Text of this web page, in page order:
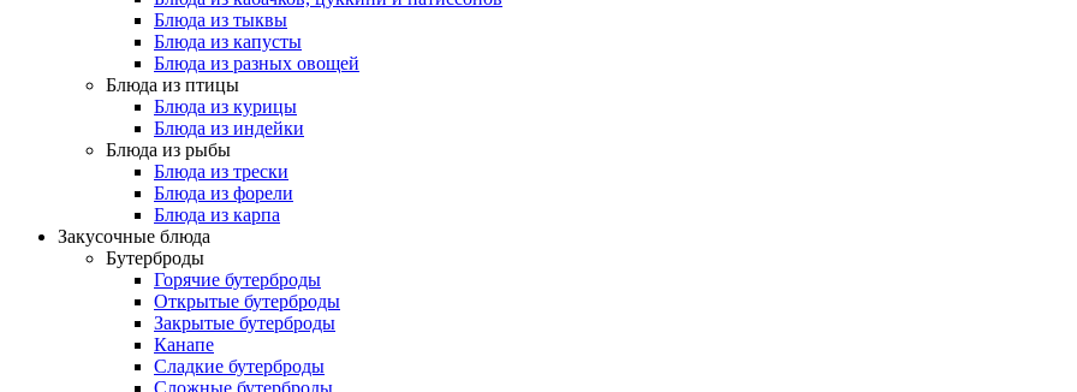
Блюда из тыквы
Блюда из капусты
Блюда из разных овощей
Блюда из птицы
Блюда из курицы
Блюда из индейки
Блюда из рыбы
Блюда из трески
Блюда из форели
Блюда из карпа
Закусочные блюда
Бутерброды
Горячие бутерброды
Открытые бутерброды
Закрытые бутерброды
Канапе
Сладкие бутерброды
Сложные бутерброды